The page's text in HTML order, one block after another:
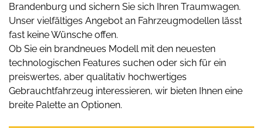
Brandenburg und sichern Sie sich Ihren Traumwagen.
Unser vielfältiges Angebot an Fahrzeugmodellen lässt
fast keine Wünsche offen.
Ob Sie ein brandneues Modell mit den neuesten
technologischen Features suchen oder sich für ein
preiswertes, aber qualitativ hochwertiges
Gebrauchtfahrzeug interessieren, wir bieten Ihnen eine
breite Palette an Optionen.